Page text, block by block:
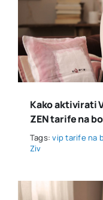
Kako aktivirati
ZEN tarife na
Tags:vip tarife na
Ziv